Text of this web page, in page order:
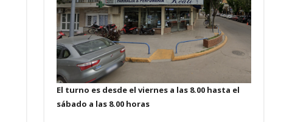
El turno es desde el viernes a las 8.00 hasta el
sábado a las 8.00 horas